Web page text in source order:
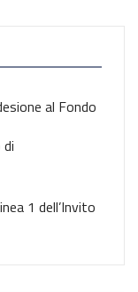
al Fondo
1 dell’Invito